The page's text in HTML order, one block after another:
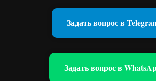
Задать вопрос в
Задать вопрос в